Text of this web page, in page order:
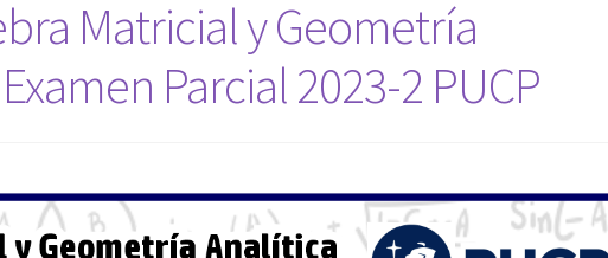
Matricial y Geometría
Parcial 2023-2 PUCP